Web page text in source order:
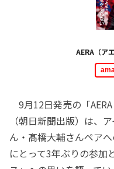
AERA（ア
9月12日発売の「
（朝日新聞出版）は、
ん・髙橋大輔さんペア
にとって3年ぶりの参加